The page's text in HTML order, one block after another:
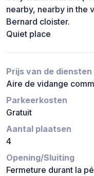
nearby, nearby in the
Bernard cloister.
Quiet place
Prijs van de diensten
Aire de vidange
Parkeerkosten
Gratuit
Aantal plaatsen
4
Opening/Sluiting
Fermeture durant la